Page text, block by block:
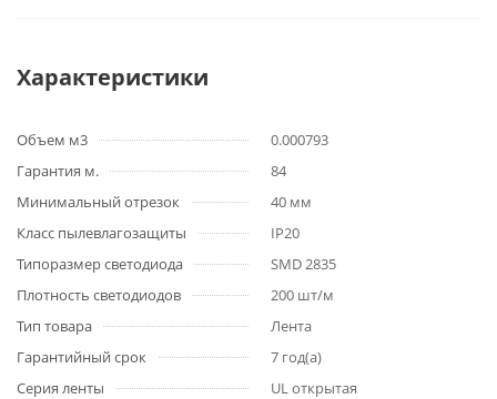
Характеристики
Объем м3
0.000793
Гарантия м.
84
Минимальный отрезок
40 мм
Класс пылевлагозащиты
IP20
Типоразмер светодиода
SMD 2835
Плотность светодиодов
200 шт/м
Тип товара
Лента
Гарантийный срок
7 год(а)
Серия ленты
UL открытая